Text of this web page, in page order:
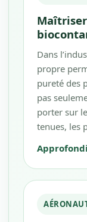
Dans
propre
pureté des
pas
porter sur
tenues, les